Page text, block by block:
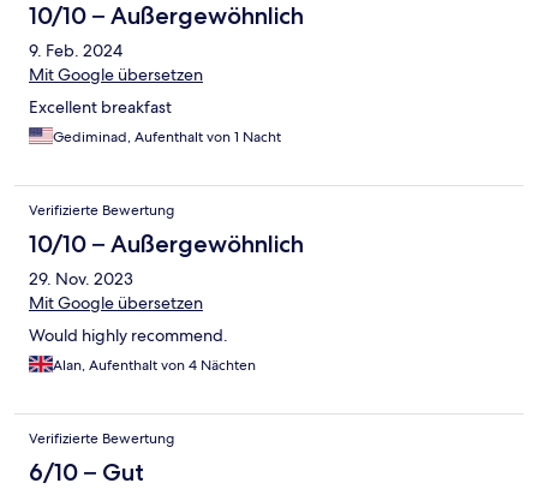
10/10 – Außergewöhnlich
9. Feb. 2024
Mit Google übersetzen
Excellent breakfast
Gediminad, Aufenthalt von 1 Nacht
Verifizierte Bewertung
10/10 – Außergewöhnlich
29. Nov. 2023
Mit Google übersetzen
Would highly recommend.
Alan, Aufenthalt von 4 Nächten
Verifizierte Bewertung
6/10 – Gut